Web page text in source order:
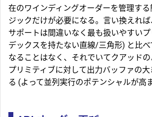
在のワインディングオーダーを管理す
ジックだけが必要になる。言い換えれ
サポートは間違いなく最も扱いやすい
デックスを持たない直線/三角形) と比
なることはなく、それでいてクアッド
プリミティブに対して出力バッファの
る (よって並列実行のポテンシャルが高